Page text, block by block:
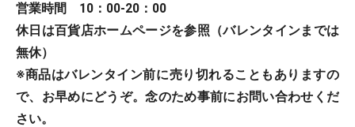
営業時間 10：00-20：00
休日は百貨店ホームページを参照（バレンタインまでは
無休）
※商品はバレンタイン前に売り切れることもありますの
で、お早めにどうぞ。念のため事前にお問い合わせくだ
さい。